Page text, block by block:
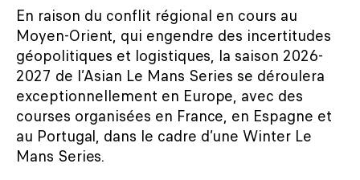
En raison du conflit régional en cours au
Moyen-Orient, qui engendre des incertitudes
géopolitiques et logistiques, la saison 2026-
2027 de l’Asian Le Mans Series se déroulera
exceptionnellement en Europe, avec des
courses organisées en France, en Espagne et
au Portugal, dans le cadre d’une Winter Le
Mans Series.